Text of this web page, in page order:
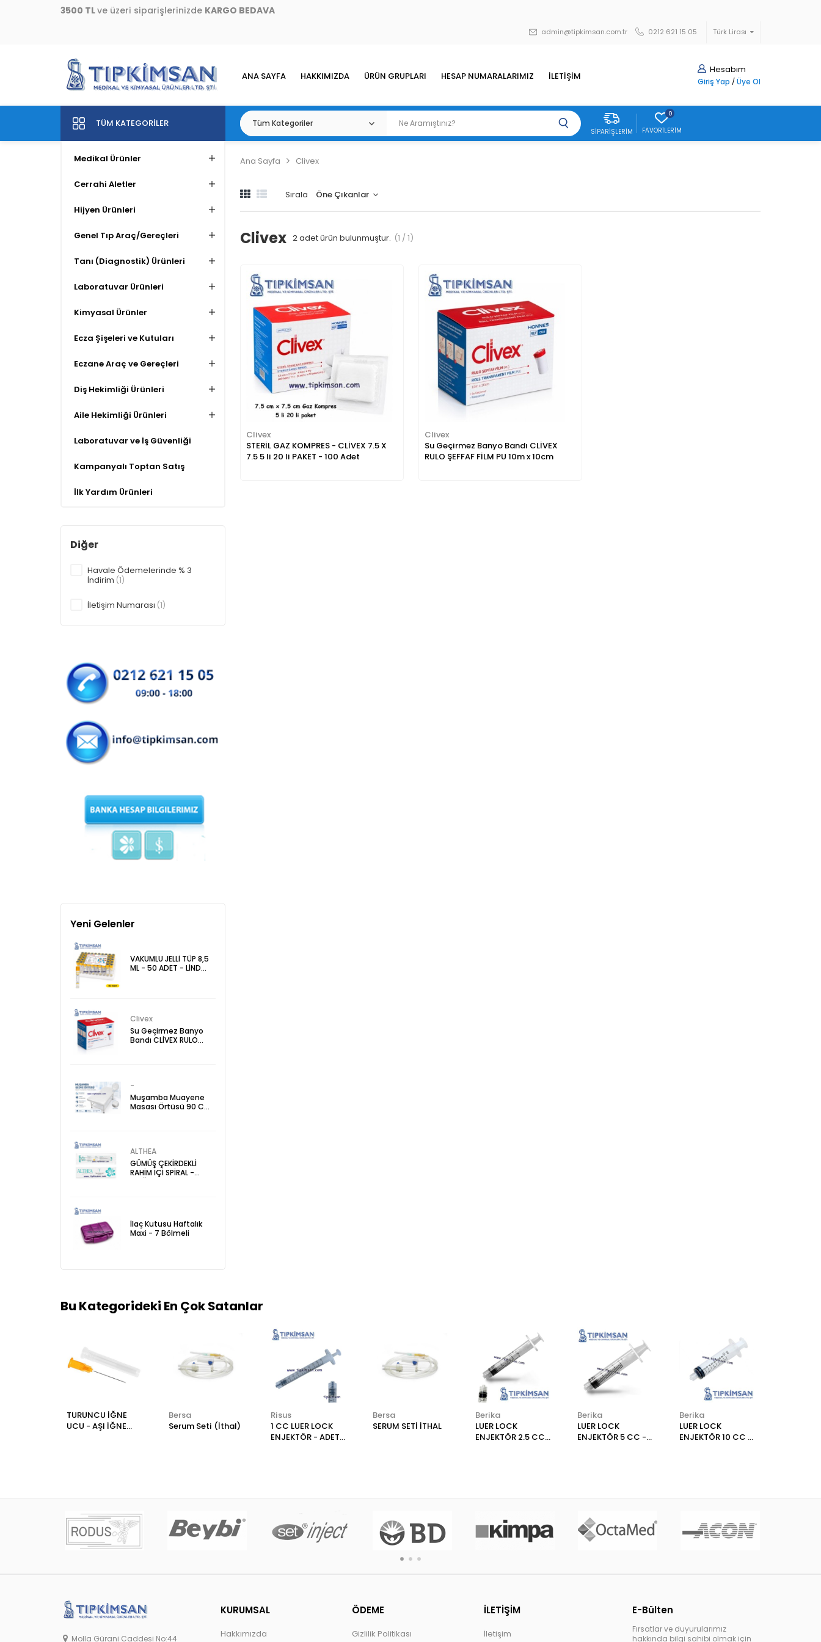
3500 TL ve üzeri siparişlerinizde KARGO BEDAVA
Türk Lirası
admin@tipkimsan.com.tr 0212 621 15 05
Hesabım
Giriş Yap / Üye Ol
ANA SAYFA HAKKIMIZDA ÜRÜN GRUPLARI HESAP NUMARALARIMIZ İLETİŞİM
TÜM KATEGORILER
Medikal Ürünler
Cerrahi Aletler
Hijyen Ürünleri
Genel Tıp Araç/Gereçleri
Tanı (Diagnostik) Ürünleri
Laboratuvar Ürünleri
Kimyasal Ürünler
Ecza Şişeleri ve Kutuları
Eczane Araç ve Gereçleri
Diş Hekimliği Ürünleri
Aile Hekimliği Ürünleri
Laboratuvar ve İş Güvenliği
Kampanyalı Toptan Satış
İlk Yardım Ürünleri
SIPARIŞLERIM
0
FAVORILERIM
Ana Sayfa Clivex
Sırala
Clivex 2 adet ürün bulunmuştur. (1 / 1)
Clivex
STERİL GAZ KOMPRES - CLİVEX 7.5 X
7.5 5 li 20 li PAKET - 100 Adet
Clivex
Su Geçirmez Banyo Bandı CLİVEX
RULO ŞEFFAF FİLM PU 10m x 10cm
Diğer
Havale Ödemelerinde % 3
İndirim (1)
İletişim Numarası (1)
Yeni Gelenler
VAKUMLU JELLİ TÜP 8,5
ML - 50 ADET - LİND
Clivex
Su Geçirmez Banyo
Bandı CLİVEX RULO
-
Muşamba Muayene
Masası Örtüsü 90 Cm
ALTHEA
GÜMÜŞ ÇEKİRDEKLİ
RAHİM İÇİ SPİRAL -
İlaç Kutusu Haftalık
Maxi - 7 Bölmeli
Bu Kategorideki En Çok Satanlar
TURUNCU İĞNE
UCU - AŞI İĞNE
Bersa
Serum Seti (İthal)
Risus
1 CC LUER LOCK
ENJEKTÖR - ADET /
Bersa
SERUM SETİ İTHAL
Berika
LUER LOCK
ENJEKTÖR 2.5 CC
Berika
LUER LOCK
ENJEKTÖR 5 CC -
Berika
LUER LOCK
ENJEKTÖR 10 CC -
Molla Gürani Caddesi No:44
E-Bülten
Fırsatlar ve duyurularımız
hakkında bilgi sahibi olmak için
KURUMSAL
Hakkımızda
ÖDEME
Gizlilik Politikası
İLETİŞİM
İletişim